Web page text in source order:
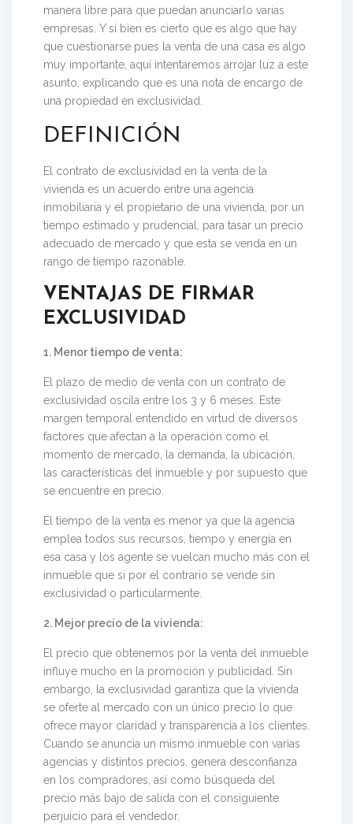
manera libre para que puedan anunciarlo varias
empresas. Y si bien es cierto que es algo que hay
que cuestionarse pues la venta de una casa es algo
muy importante, aquí intentaremos arrojar luz a este
asunto, explicando que es una nota de encargo de
una propiedad en exclusividad.
DEFINICIÓN
El contrato de exclusividad en la venta de la
vivienda es un acuerdo entre una agencia
inmobiliaria y el propietario de una vivienda, por un
tiempo estimado y prudencial, para tasar un precio
adecuado de mercado y que esta se venda en un
rango de tiempo razonable.
VENTAJAS DE FIRMAR
EXCLUSIVIDAD
1. Menor tiempo de venta:
El plazo de medio de venta con un contrato de
exclusividad oscila entre los 3 y 6 meses. Este
margen temporal entendido en virtud de diversos
factores que afectan a la operación como el
momento de mercado, la demanda, la ubicación,
las características del inmueble y por supuesto que
se encuentre en precio.
El tiempo de la venta es menor ya que la agencia
emplea todos sus recursos, tiempo y energía en
esa casa y los agente se vuelcan mucho más con el
inmueble que si por el contrario se vende sin
exclusividad o particularmente.
2. Mejor precio de la vivienda:
El precio que obtenemos por la venta del inmueble
influye mucho en la promoción y publicidad. Sin
embargo, la exclusividad garantiza que la vivienda
se oferte al mercado con un único precio lo que
ofrece mayor claridad y transparencia a los clientes.
Cuando se anuncia un mismo inmueble con varias
agencias y distintos precios, genera desconfianza
en los compradores, así como búsqueda del
precio más bajo de salida con el consiguiente
perjuicio para el vendedor.